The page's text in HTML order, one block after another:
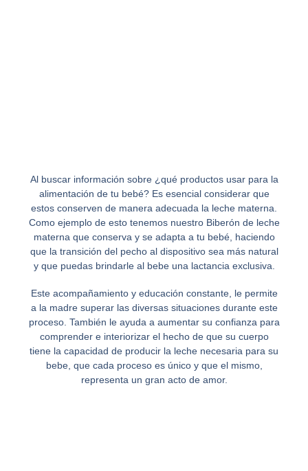
Al buscar información sobre ¿qué productos usar para la
alimentación de tu bebé? Es esencial considerar que
estos conserven de manera adecuada la leche materna.
Como ejemplo de esto tenemos nuestro Biberón de leche
materna que conserva y se adapta a tu bebé, haciendo
que la transición del pecho al dispositivo sea más natural
y que puedas brindarle al bebe una lactancia exclusiva.
Este acompañamiento y educación constante, le permite
a la madre superar las diversas situaciones durante este
proceso. También le ayuda a aumentar su confianza para
comprender e interiorizar el hecho de que su cuerpo
tiene la capacidad de producir la leche necesaria para su
bebe, que cada proceso es único y que el mismo,
representa un gran acto de amor.